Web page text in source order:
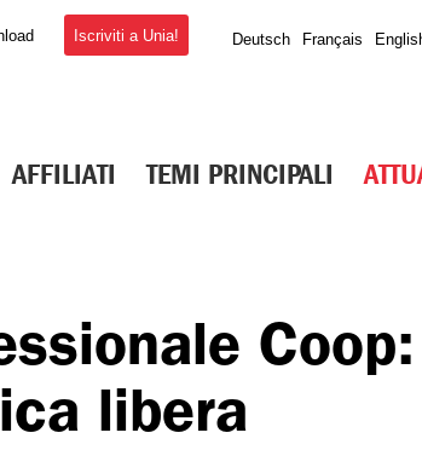
Iscriviti a Unia! Deutsch Français
AFFILIATI TEMI PRINCIPALI
libera